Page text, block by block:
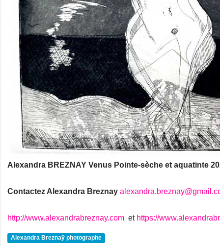
Alexandra BREZNAY Venus Pointe-sèche et aquatinte
Contactez Alexandra Breznay
http://www.alexandrabreznay.com et https://
Alexandra Breznaÿ photographe